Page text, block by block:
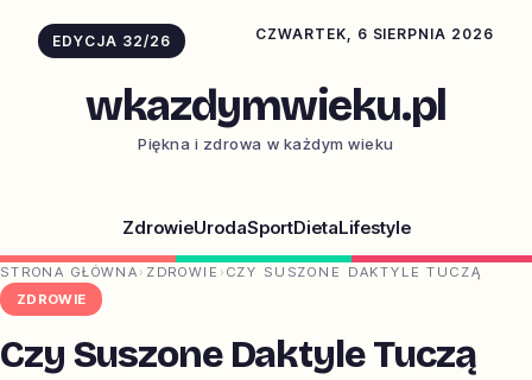
EDYCJA 32/26 CZWARTEK, 6 SIERPNIA 2026
wkazdymwieku.pl
Piękna i zdrowa w każdym wieku
ZdrowieUrodaSportDietaLifestyle
STRONA GŁÓWNA › ZDROWIE › CZY SUSZONE DAKTYLE TUCZĄ
ZDROWIE
Czy Suszone Daktyle Tuczą